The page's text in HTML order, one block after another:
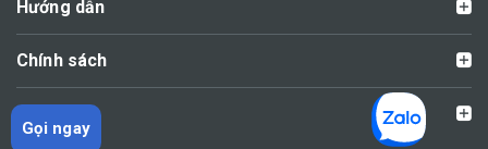
Hướng dẫn
Chính sách
Liên hệ
Gọi ngay